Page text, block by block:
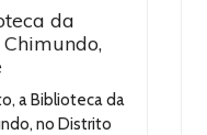
da
a Biblioteca da
no Distrito